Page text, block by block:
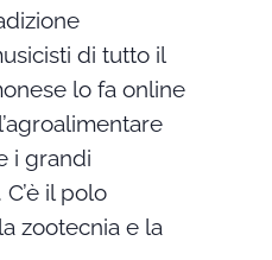
di tutto il
lo fa online
i grandi
il polo
zootecnia e la